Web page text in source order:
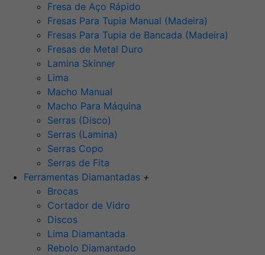
Fresa de Aço Rápido
Fresas Para Tupia Manual (Madeira)
Fresas Para Tupia de Bancada (Madeira)
Fresas de Metal Duro
Lamina Skinner
Lima
Macho Manual
Macho Para Máquina
Serras (Disco)
Serras (Lamina)
Serras Copo
Serras de Fita
Ferramentas Diamantadas +
Brocas
Cortador de Vidro
Discos
Lima Diamantada
Rebolo Diamantado